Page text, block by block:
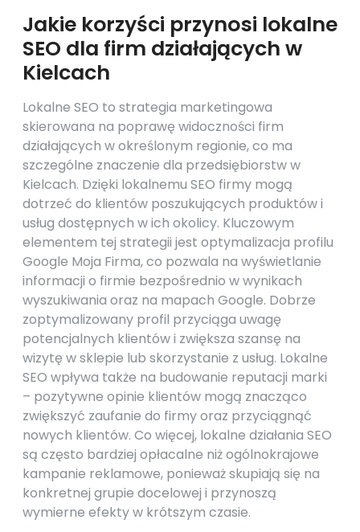
Jakie korzyści przynosi lokalne
SEO dla firm działających w
Kielcach
Lokalne SEO to strategia marketingowa
skierowana na poprawę widoczności firm
działających w określonym regionie, co ma
szczególne znaczenie dla przedsiębiorstw w
Kielcach. Dzięki lokalnemu SEO firmy mogą
dotrzeć do klientów poszukujących produktów i
usług dostępnych w ich okolicy. Kluczowym
elementem tej strategii jest optymalizacja profilu
Google Moja Firma, co pozwala na wyświetlanie
informacji o firmie bezpośrednio w wynikach
wyszukiwania oraz na mapach Google. Dobrze
zoptymalizowany profil przyciąga uwagę
potencjalnych klientów i zwiększa szansę na
wizytę w sklepie lub skorzystanie z usług. Lokalne
SEO wpływa także na budowanie reputacji marki
– pozytywne opinie klientów mogą znacząco
zwiększyć zaufanie do firmy oraz przyciągnąć
nowych klientów. Co więcej, lokalne działania SEO
są często bardziej opłacalne niż ogólnokrajowe
kampanie reklamowe, ponieważ skupiają się na
konkretnej grupie docelowej i przynoszą
wymierne efekty w krótszym czasie.